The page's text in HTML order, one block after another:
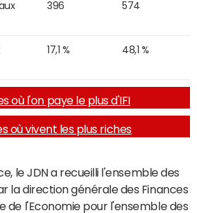
396 574
17,1 % 48,1 %
où l'on paye le plus d'IFI
où vivent les plus riches
le JDN a recueilli l'ensemble des
la direction générale des Finances
de l'Economie pour l'ensemble des